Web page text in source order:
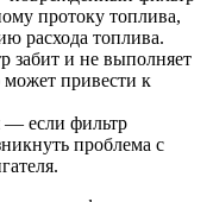
протоку топлива,
расхода топлива.
забит и не выполняет
привести к
— если фильтр
проблема с